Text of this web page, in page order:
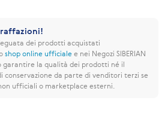
dei prodotti acquistati
shop online ufficialee nei Negozi SIBERIAN
garantire la qualità dei prodotti né il
conservazione da parte di venditori terzi se
ufficiali o marketplace esterni.